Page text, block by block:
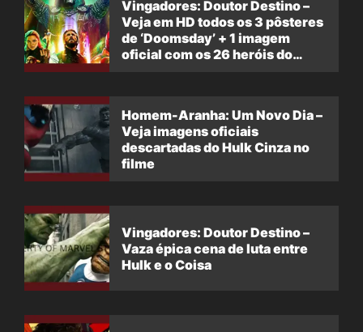
Vingadores: Doutor Destino –
Veja em HD todos os 3 pôsteres
de ‘Doomsday’ + 1 imagem
oficial com os 26 heróis do
Homem-Aranha: Um Novo Dia –
Veja imagens oficiais
descartadas do Hulk Cinza no
filme
Vingadores: Doutor Destino –
Vaza épica cena de luta entre
Hulk e o Coisa